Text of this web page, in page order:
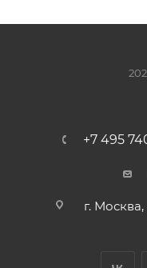
+7 495
г.